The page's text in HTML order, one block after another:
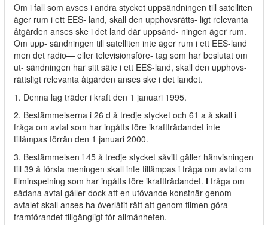
Om i fall som avses i andra stycket uppsändningen till satelliten
äger rum i ett EES- land, skall den upphovsrätts- ligt relevanta
åtgärden anses ske i det land där uppsänd- ningen äger rum.
Om upp- sändningen till satelliten inte äger rum i ett EES-land
men det radio— eller televisionsföre- tag som har beslutat om
ut- sändningen har sitt säte i ett EES-land, skall den upphovs-
rättsligt relevanta åtgärden anses ske i det landet.
1. Denna lag träder i kraft den 1 januari 1995.
2. Bestämmelserna i 26 d å tredje stycket och 61 a å skall i
fråga om avtal som har ingåtts före ikraftträdandet inte
tillämpas förrän den 1 januari 2000.
3. Bestämmelsen i 45 å tredje stycket såvitt gäller hänvisningen
till 39 å första meningen skall inte tillämpas i fråga om avtal om
filminspelning som har ingåtts före ikraftträdandet. I fråga om
sådana avtal gäller dock att en utövande konstnär genom
avtalet skall anses ha överlåtit rätt att genom filmen göra
framförandet tillgängligt för allmänheten.